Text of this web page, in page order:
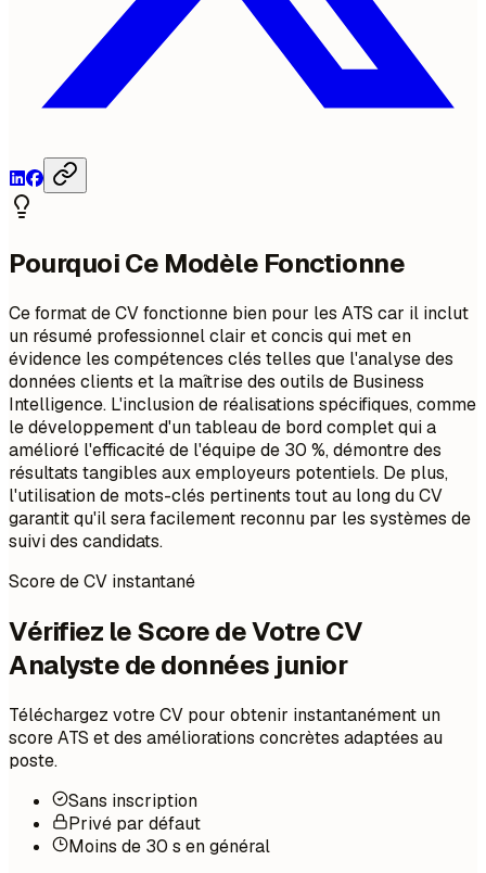
Pourquoi Ce Modèle Fonctionne
Ce format de CV fonctionne bien pour les ATS car il inclut
un résumé professionnel clair et concis qui met en
évidence les compétences clés telles que l'analyse des
données clients et la maîtrise des outils de Business
Intelligence. L'inclusion de réalisations spécifiques, comme
le développement d'un tableau de bord complet qui a
amélioré l'efficacité de l'équipe de 30 %, démontre des
résultats tangibles aux employeurs potentiels. De plus,
l'utilisation de mots-clés pertinents tout au long du CV
garantit qu'il sera facilement reconnu par les systèmes de
suivi des candidats.
Score de CV instantané
Vérifiez le Score de Votre CV
Analyste de données junior
Téléchargez votre CV pour obtenir instantanément un
score ATS et des améliorations concrètes adaptées au
poste.
Sans inscription
Privé par défaut
Moins de 30 s en général